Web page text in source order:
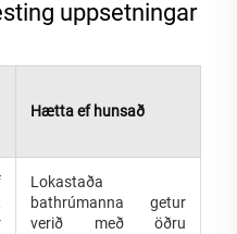
uppsetningar
Hætta ef hunsað
Lokastaða
bathrúmanna getur
verið með öðru